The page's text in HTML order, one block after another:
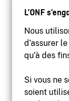
L’ONF
Nous
d’assurer
qu’à des
Si vous ne
soient